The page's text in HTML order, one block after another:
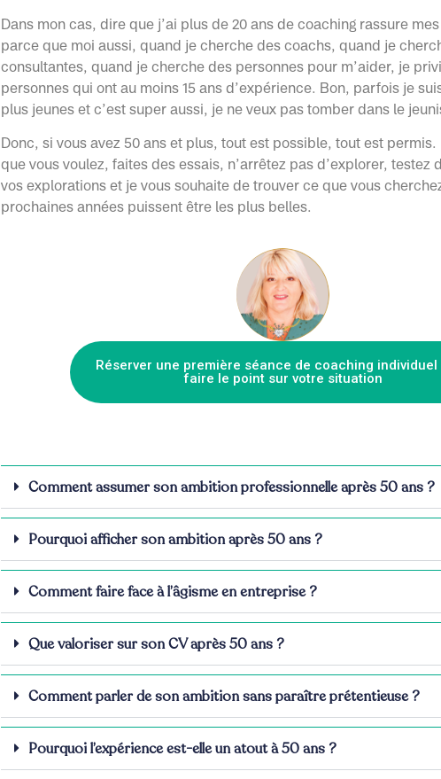
Dans mon cas, dire que j’ai plus de 20 ans de coaching rassure
parce que moi aussi, quand je cherche des coachs, quand je
consultantes, quand je cherche des personnes pour m’aider, je
personnes qui ont au moins 15 ans d’expérience. Bon, parfois je
plus jeunes et c’est super aussi, je ne veux pas tomber dans le
Donc, si vous avez 50 ans et plus, tout est possible, tout est permis.
que vous voulez, faites des essais, n’arrêtez pas d’explorer, testez
vos explorations et je vous souhaite de trouver ce que vous
prochaines années puissent être les plus belles.
Réserver une première séance de coaching individuel
faire le point sur votre situation
Comment assumer son ambition professionnelle après 50 ans ?
Pourquoi afficher son ambition après 50 ans ?
Comment faire face à l’âgisme en entreprise ?
Que valoriser sur son CV après 50 ans ?
Comment parler de son ambition sans paraître prétentieuse ?
Pourquoi l’expérience est-elle un atout à 50 ans ?